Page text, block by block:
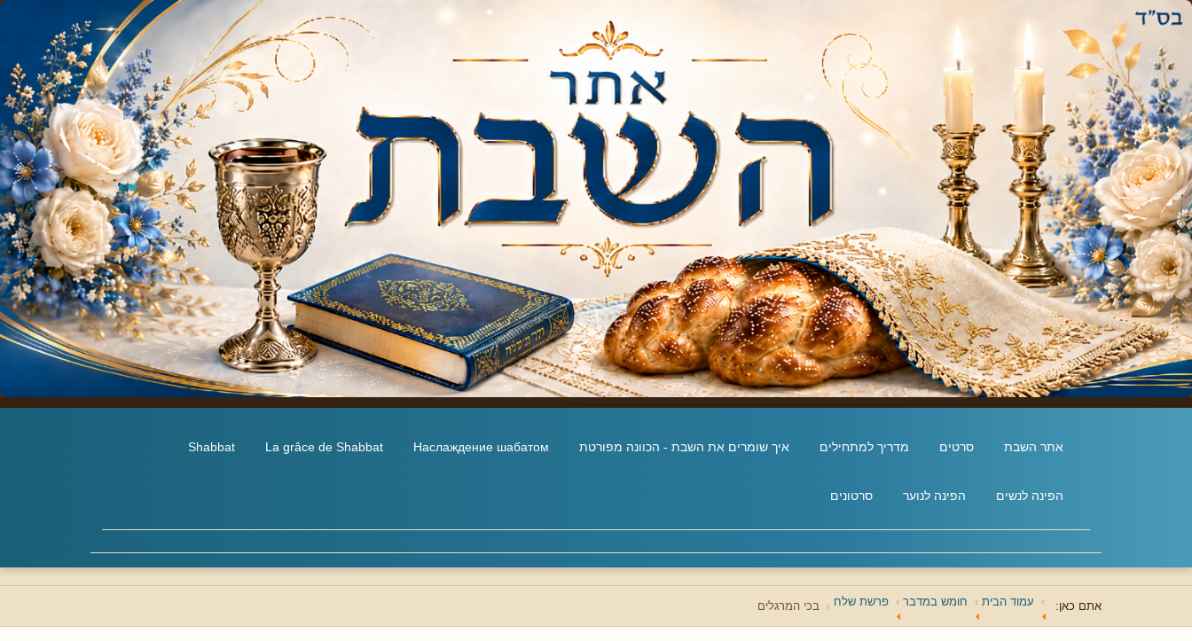
אתר השבת סרטים מדריך למתחילים איך שומרים את השבת - הכוונה מפורטת Наслаждение шабатом
La grâce de Shabbat
Shabbat
הפינה לנשים הפינה לנוער סרטונים
אתם כאן: עמוד הבית חומש במדבר פרשת שלח בכי המרגלים